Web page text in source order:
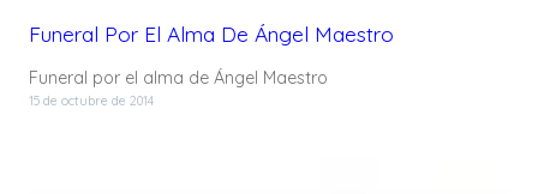
Funeral Por El Alma De Ángel Maestro
Funeral por el alma de Ángel Maestro
15 de octubre de 2014